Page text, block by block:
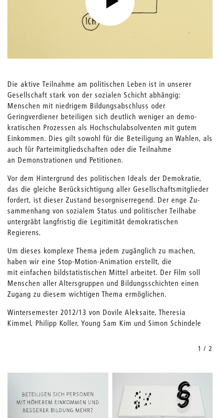
Die aktive Teilnahme am politischen Leben ist in unserer
Gesellschaft stark von der sozialen Schicht abhängig:
Menschen mit niedrigem Bildungs­ab­schluss oder
Geringverdiener be­teili­gen sich deutlich weniger an demo­
kratischen Prozessen als Hoch­­schul­­ab­solventen mit gutem
Einkommen. Dies gilt sowohl für die Beteiligung an Wahlen, als
auch für Parteimitgliedschaften oder die Teilnahme
an Demonstrationen und Petitionen.
Vor dem Hintergrund des politischen Ideals der Demokratie,
das die gleiche Berücksich­tigung aller Gesellschaftsmitglieder
fordert, ist dieser Zustand besorgniserregend. Der enge Zu­
sammenhang von sozialem Status und politischer Teilhabe
untergräbt lang­fristig die Legitimität demokratischen
Regierens.
Um dieses komplexe Thema jedem zugänglich zu machen,
haben wir eine Stop-Motion-­Animation erstellt, die
mit einfachen bildstatistischen Mittel arbeitet. Der Film soll
Menschen aller Altersgruppen und Bildungsschichten einen
Zugang zu diesem wichtigen Thema ermöglichen.
Wintersemester 2012/13 von Dovile Aleksaite, Theresia
Kimmel, Philipp Koller, Young Sam Kim und Simon Schindele
1 / 2